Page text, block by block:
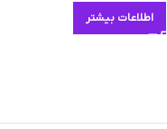
اطلاعات بیشتر